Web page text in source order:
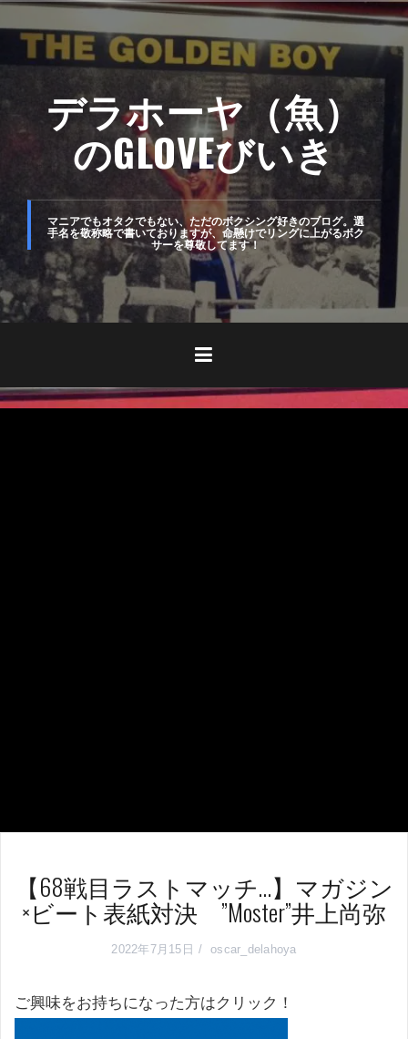
ン
キ
プ
デラホーヤ（魚）
のGLOVEびいき
マニアでもオタクでもない、ただのボクシング好きのブログ。選
手名を敬称略で書いておりますが、命懸けでリングに上がるボク
サーを尊敬してます！
【68戦目ラストマッチ…】マガジン
×ビート表紙対決 ”Moster”井上尚弥
2022年7月15日 oscar_delahoya
ご興味をお持ちになった方はクリック！